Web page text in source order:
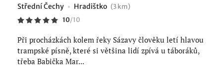
Střední Čechy Hradištko (3 km)
10/10
Při procházkách kolem řeky Sázavy člověku letí hlavou
trampské písně, které si většina lidí zpívá u táboráků,
třeba Babička Mar...